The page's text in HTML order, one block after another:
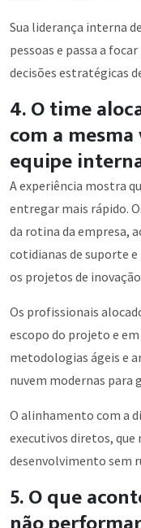
Sua liderança interna
pessoas e passa a
decisões estratégicas
4. O time
com a
equipe
A experiência mostra
entregar mais rápido.
da rotina da empresa,
cotidianas de suporte
os projetos de
Os profissionais
escopo do projeto e
metodologias ágeis e
nuvem modernas para
O alinhamento com a
executivos diretos,
desenvolvimento sem
5. O que